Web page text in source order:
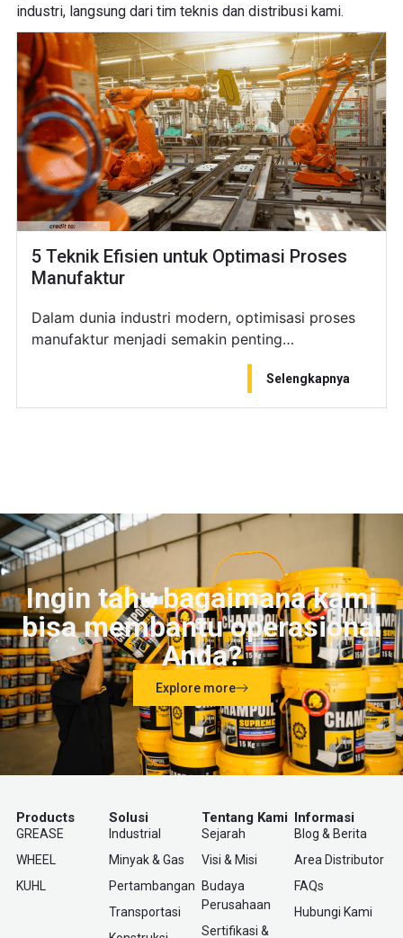
industri, langsung dari tim teknis dan distribusi kami.
5 Teknik Efisien untuk Optimasi Proses
Manufaktur
Dalam dunia industri modern, optimisasi proses
manufaktur menjadi semakin penting…
Selengkapnya
Ingin tahu bagaimana kami
bisa membantu operasional
Anda?
Explore more
Products
GREASE
WHEEL
KUHL
Solusi
Industrial
Minyak & Gas
Pertambangan
Transportasi
Tentang Kami
Sejarah
Visi & Misi
Budaya
Perusahaan
Sertifikasi &
Informasi
Blog & Berita
Area Distributor
FAQs
Hubungi Kami